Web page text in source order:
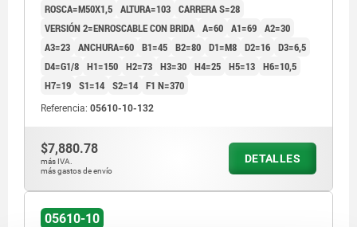
ROSCA=M50X1,5 ALTURA=103 CARRERA S=28
VERSIÓN 2=ENROSCABLE CON BRIDA A=60 A1=69 A2=30
A3=23 ANCHURA=60 B1=45 B2=80 D1=M8 D2=16 D3=6,5
D4=G1/8 H1=150 H2=73 H3=30 H4=25 H5=13 H6=10,5
H7=19 S1=14 S2=14 F1 N=370
Referencia: 05610-10-132
$7,880.78
más IVA.
más gastos de envío
DETALLES
05610-10